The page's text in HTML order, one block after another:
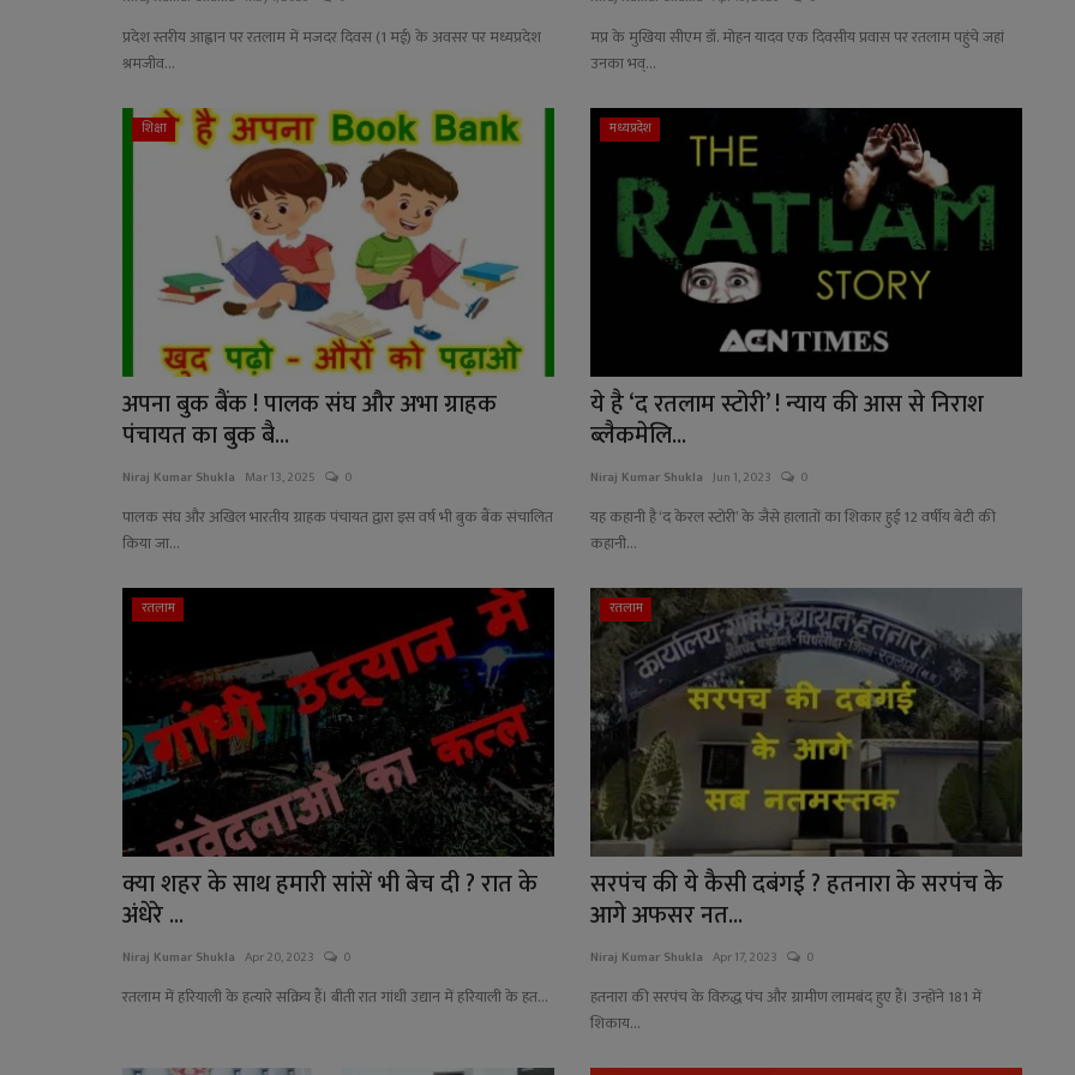
प्रदेश स्तरीय आह्वान पर रतलाम में मजदर दिवस (1 मई) के अवसर पर मध्यप्रदेश
श्रमजीव...
मप्र के मुखिया सीएम डॉ. मोहन यादव एक दिवसीय प्रवास पर रतलाम पहुंचे जहां
उनका भव्...
शिक्षा
अपना बुक बैंक ! पालक संघ और अभा ग्राहक
पंचायत का बुक बै...
Niraj Kumar Shukla Mar 13, 2025 0
पालक संघ और अखिल भारतीय ग्राहक पंचायत द्वारा इस वर्ष भी बुक बैंक संचालित
किया जा...
मध्यप्रदेश
ये है ‘द रतलाम स्टोरी’ ! न्याय की आस से निराश
ब्लैकमेलि...
Niraj Kumar Shukla Jun 1, 2023 0
यह कहानी है ‘द केरल स्टोरी’ के जैसे हालातों का शिकार हुई 12 वर्षीय बेटी की
कहानी...
रतलाम
क्या शहर के साथ हमारी सांसें भी बेच दी ? रात के
अंधेरे ...
Niraj Kumar Shukla Apr 20, 2023 0
रतलाम में हरियाली के हत्यारे सक्रिय हैं। बीती रात गांधी उद्यान में हरियाली के हत...
रतलाम
सरपंच की ये कैसी दबंगई ? हतनारा के सरपंच के
आगे अफसर नत...
Niraj Kumar Shukla Apr 17, 2023 0
हतनारा की सरपंच के विरुद्ध पंच और ग्रामीण लामबंद हुए हैं। उन्होंने 181 में
शिकाय...